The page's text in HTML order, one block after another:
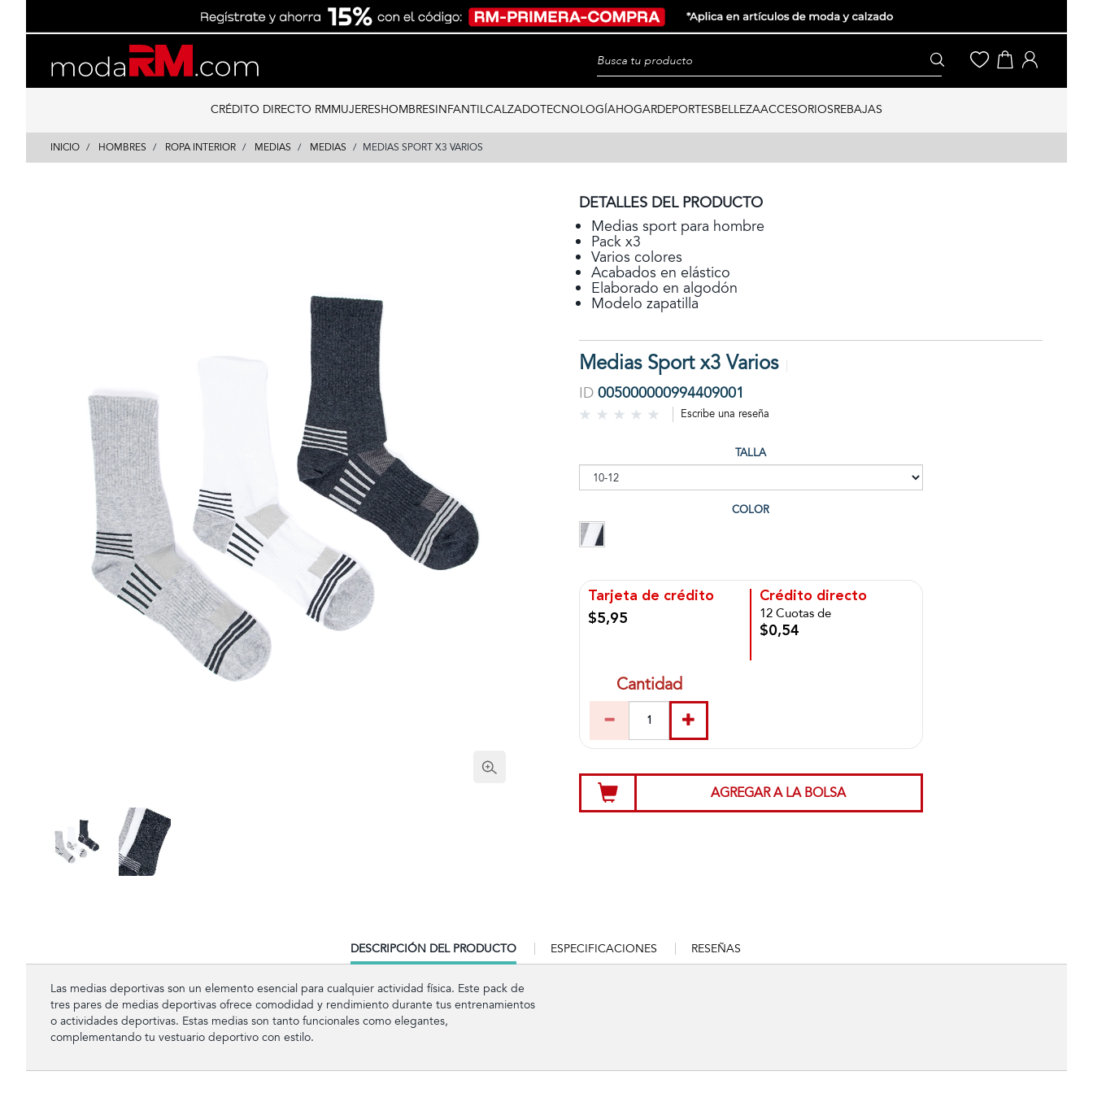
content
navigation
CRÉDITO DIRECTO RMMUJERESHOMBRESINFANTILCALZADOTECNOLOGÍAHOGARDEPORTESBELLEZAACCESORIOSREBAJAS
INICIO HOMBRES ROPA INTERIOR MEDIAS MEDIAS MEDIAS SPORT X3 VARIOS
DETALLES DEL PRODUCTO
Medias sport para hombre
Pack x3
Varios colores
Acabados en elástico
Elaborado en algodón
Modelo zapatilla
Medias Sport x3 Varios
ID 005000000994409001
Escribe una reseña
TALLA
COLOR
Tarjeta de crédito
$5,95
Crédito directo
12 Cuotas de
$0,54
Cantidad
AGREGAR A LA BOLSA
CURRENT
TAB:
DESCRIPCIÓN DEL PRODUCTO ESPECIFICACIONES RESEÑAS
Las medias deportivas son un elemento esencial para cualquier actividad física. Este pack de
tres pares de medias deportivas ofrece comodidad y rendimiento durante tus entrenamientos
o actividades deportivas. Estas medias son tanto funcionales como elegantes,
complementando tu vestuario deportivo con estilo.